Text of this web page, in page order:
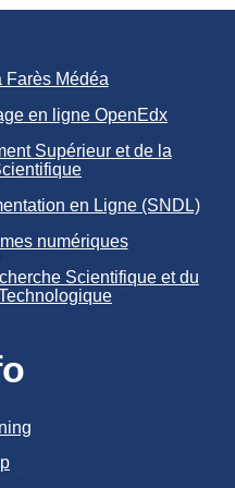
Farès Médéa
en ligne OpenEdx
Supérieur et de la
en Ligne (SNDL)
numériques
Scientifique et du